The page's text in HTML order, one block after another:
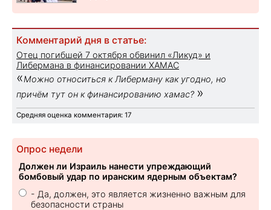
Комментарий дня в статье:
Отец погибшей 7 октября обвинил «Ликуд» и
Либермана в финансировании ХАМАС
«Можно относиться к Либерману как угодно, но
причём тут он к финансированию хамас? »
Средняя оценка комментария: 17
Опрос недели
Должен ли Израиль нанести упреждающий
бомбовый удар по иранским ядерным объектам?
- Да, должен, это является жизненно важным для
безопасности страны